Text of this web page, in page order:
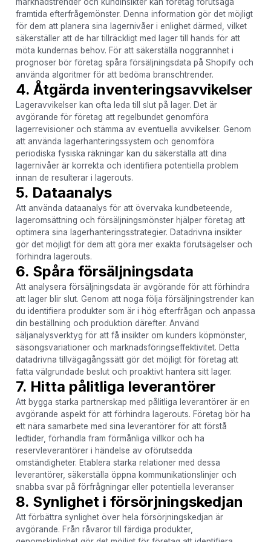
framtida efterfrågemönster. Denna information gör det möjligt
för dem att planera sina lagernivåer i enlighet därmed, vilket
säkerställer att de har tillräckligt med lager till hands för att
möta kundernas behov. För att säkerställa noggrannhet i
prognoser bör företag spåra försäljningsdata på Shopify och
använda algoritmer för att bedöma branschtrender.
4. Åtgärda inventeringsavvikelser
Lageravvikelser kan ofta leda till slut på lager. Det är
avgörande för företag att regelbundet genomföra
lagerrevisioner och stämma av eventuella avvikelser. Genom
att använda lagerhanteringssystem och genomföra
periodiska fysiska räkningar kan du säkerställa att dina
lagernivåer är korrekta och identifiera potentiella problem
innan de resulterar i lagerouts.
5. Dataanalys
Att använda dataanalys för att övervaka kundbeteende,
lageromsättning och försäljningsmönster hjälper företag att
optimera sina lagerhanteringsstrategier. Datadrivna insikter
gör det möjligt för dem att göra mer exakta förutsägelser och
förhindra lagerouts.
6. Spåra försäljningsdata
Att analysera försäljningsdata är avgörande för att förhindra
att lager blir slut. Genom att noga följa försäljningstrender kan
du identifiera produkter som är i hög efterfrågan och anpassa
din beställning och produktion därefter. Använd
säljanalysverktyg för att få insikter om kunders köpmönster,
säsongsvariationer och marknadsföringseffektivitet. Detta
datadrivna tillvägagångssätt gör det möjligt för företag att
fatta välgrundade beslut och proaktivt hantera sitt lager.
7. Hitta pålitliga leverantörer
Att bygga starka partnerskap med pålitliga leverantörer är en
avgörande aspekt för att förhindra lagerouts. Företag bör ha
ett nära samarbete med sina leverantörer för att förstå
ledtider, förhandla fram förmånliga villkor och ha
reservleverantörer i händelse av oförutsedda
omständigheter. Etablera starka relationer med dessa
leverantörer, säkerställa öppna kommunikationslinjer och
snabba svar på förfrågningar eller potentiella leveranser
8. Synlighet i försörjningskedjan
Att förbättra synlighet över hela försörjningskedjan är
avgörande. Från råvaror till färdiga produkter,